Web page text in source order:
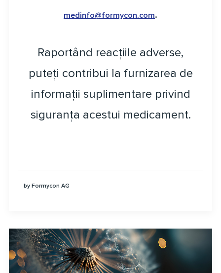
medinfo@formycon.com.
Raportând reacțiile adverse,
puteți contribui la furnizarea de
informații suplimentare privind
siguranța acestui medicament.
by Formycon AG